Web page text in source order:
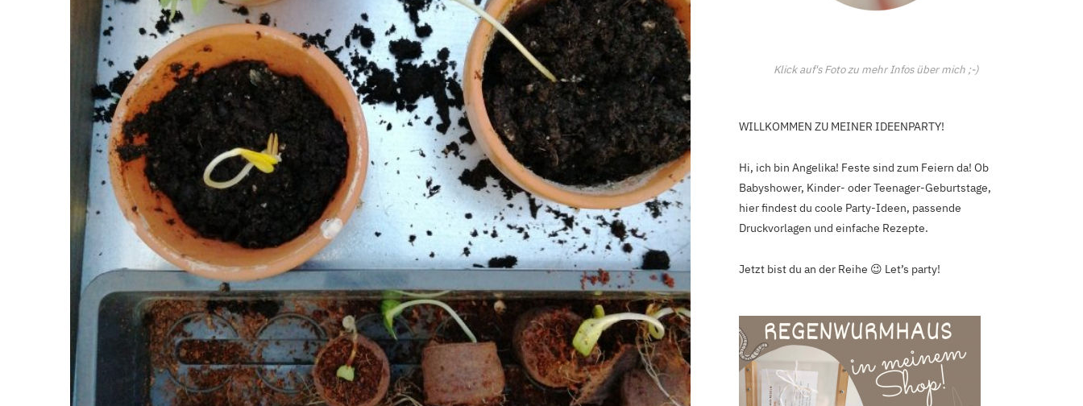
Klick auf's Foto zu mehr Infos über mich ;-)
WILLKOMMEN ZU MEINER IDEENPARTY!
Hi, ich bin Angelika! Feste sind zum Feiern da! Ob
Babyshower, Kinder- oder Teenager-Geburtstage,
hier findest du coole Party-Ideen, passende
Druckvorlagen und einfache Rezepte.
Jetzt bist du an der Reihe 😉 Let’s party!